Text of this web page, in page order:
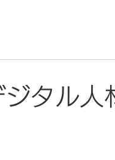
タル